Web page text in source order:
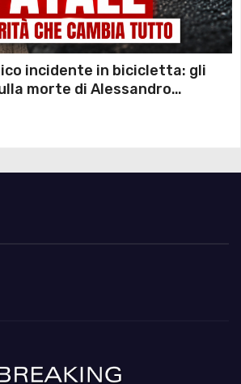
incidente in bicicletta: gli
morte di Alessandro